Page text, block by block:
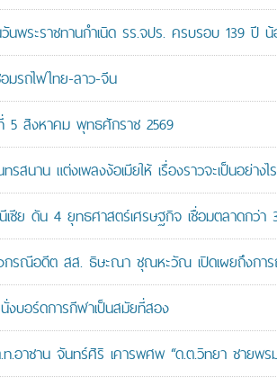
พระราชทานกำเนิด รร.จปร. ครบรอบ 139 ปี
มรถไฟไทย-ลาว-จีน
5 สิงหาคม พุทธศักราช 2569
สนาน แต่งเพลงง้อเมียให้ เรื่องราวจะเป็นอย่างไร
นีเซีย ดัน 4 ยุทธศาสตร์เศรษฐกิจ เชื่อมตลาดก
กรณีอดีต สส. ธิษะณา ชุณหะวัณ เปิดเผยถึงการ
งบอร์ดการกีฬาเป็นสมัยที่สอง
อาชาน จันทร์ศิริ เคารพศพ “ด.ต.วิทยา ชายพร